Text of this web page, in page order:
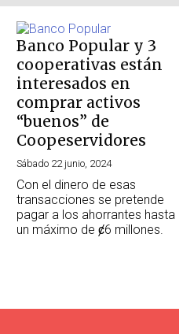
Banco Popular y 3
cooperativas están
interesados en
comprar activos
“buenos” de
Coopeservidores
Sábado 22 junio, 2024
Con el dinero de esas
transacciones se pretende
pagar a los ahorrantes hasta
un máximo de ȼ6 millones.